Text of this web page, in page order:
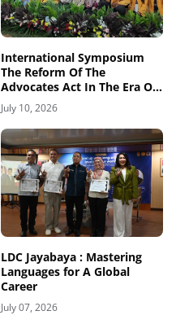
International Symposium
The Reform Of The
Advocates Act In The Era Of
Globalization at Jayabaya
University
July 10, 2026
LDC Jayabaya : Mastering
Languages for A Global
Career
July 07, 2026